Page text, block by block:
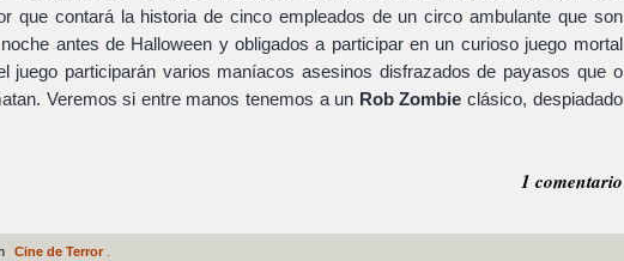
que contará la historia de cinco empleados de un circo ambulante que son
antes de Halloween y obligados a participar en un curioso juego mortal
juego participarán varios maníacos asesinos disfrazados de payasos que o
Veremos si entre manos tenemos a un Rob Zombie clásico, despiadado
1 comentario
Cine de Terror.